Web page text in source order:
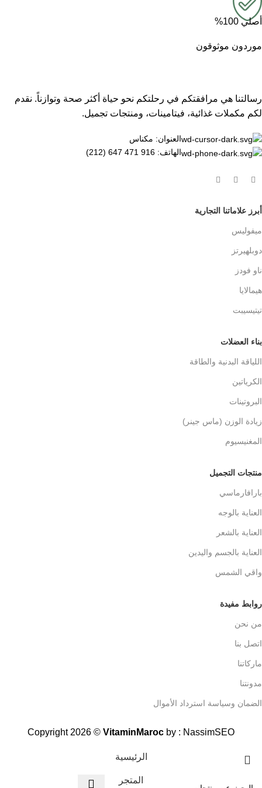
أصلي 100%
موردون موثوقون
رسالتنا هي مرافقتكم في رحلتكم نحو حياة أكثر صحة وتوازناً. نقدم
لكم مكملات غذائية، فيتامينات، ومنتجات تجميل.
العنوان: مكناس
الهاتف: 916 471 647 (212)
أبرز علاماتنا التجارية
ميفوليس
دوبلهيرتز
ناو فودز
هيمالايا
تيتيسيبت
بناء العضلات
اللياقة البدنية والطاقة
الكرياتين
البروتينات
زيادة الوزن (ماس جينر)
المغنيسيوم
منتجات التجميل
بارافارماسي
العناية بالوجه
العناية بالشعر
العناية بالجسم واليدين
واقي الشمس
روابط مفيدة
من نحن
اتصل بنا
ماركاتنا
مدونتنا
الضمان وسياسة استرداد الأموال
Copyright 2026 © VitaminMaroc by : NassimSEO
الرئيسية
المتجر